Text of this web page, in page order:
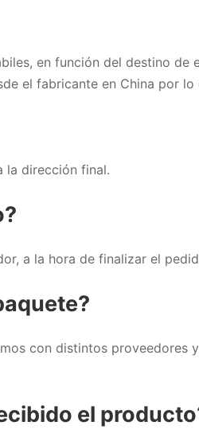
en función del destino
el fabricante en China por
la dirección final.
a la hora de finalizar el
con distintos proveedores
el